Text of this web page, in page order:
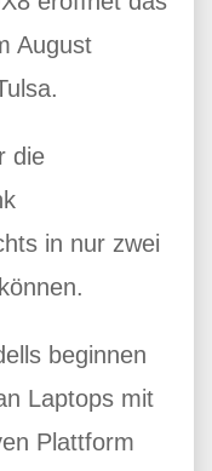
August
die
in nur zwei
beginnen
Laptops mit
Plattform